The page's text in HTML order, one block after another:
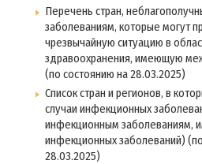
Перечень стран,
заболеваниям, которые могут
чрезвычайную ситуацию в
здравоохранения, имеющую
(по состоянию на 28.03.2025)
Список стран и регионов, в
случаи инфекционных
инфекционным заболеваниям,
инфекционных заболеваний)
28.03.2025)